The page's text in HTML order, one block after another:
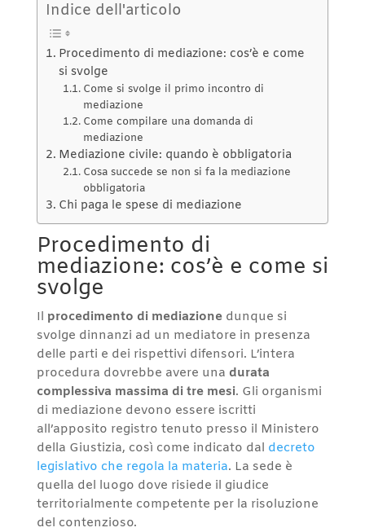
Indice dell'articolo
Procedimento di mediazione: cos’è e come
si svolge
Come si svolge il primo incontro di
mediazione
Come compilare una domanda di
mediazione
Mediazione civile: quando è obbligatoria
Cosa succede se non si fa la mediazione
obbligatoria
Chi paga le spese di mediazione
Procedimento di
mediazione: cos’è e come si
svolge
Il procedimento di mediazionedunque si
svolge dinnanzi ad un mediatore in presenza
delle parti e dei rispettivi difensori. L’intera
procedura dovrebbe avere una durata
complessiva massima di tre mesi. Gli organismi
di mediazione devono essere iscritti
all’apposito registro tenuto presso il Ministero
della Giustizia, così come indicato dal decreto
legislativo che regola la materia. La sede è
quella del luogo dove risiede il giudice
territorialmente competente per la risoluzione
del contenzioso.